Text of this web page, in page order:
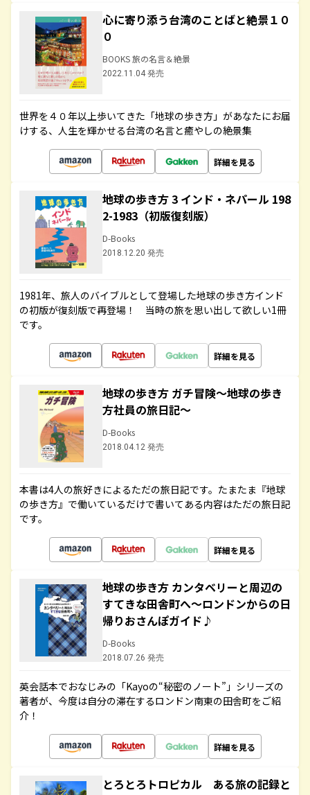
心に寄り添う台湾のことばと絶景１０
０
BOOKS 旅の名言＆絶景
2022.11.04 発売
世界を４０年以上歩いてきた「地球の歩き方」があなたにお届
けする、人生を輝かせる台湾の名言と癒やしの絶景集
詳細を見る
地球の歩き方 3 インド・ネパール 198
2-1983（初版復刻版）
D-Books
2018.12.20 発売
1981年、旅人のバイブルとして登場した地球の歩き方インド
の初版が復刻版で再登場！ 当時の旅を思い出して欲しい1冊
です。
詳細を見る
地球の歩き方 ガチ冒険～地球の歩き
方社員の旅日記～
D-Books
2018.04.12 発売
本書は4人の旅好きによるただの旅日記です。たまたま『地球
の歩き方』で働いているだけで書いてある内容はただの旅日記
です。
詳細を見る
地球の歩き方 カンタベリーと周辺の
すてきな田舎町へ～ロンドンからの日
帰りおさんぽガイド♪
D-Books
2018.07.26 発売
英会話本でおなじみの「Kayoの“秘密のノート”」シリーズの
著者が、今度は自分の滞在するロンドン南東の田舎町をご紹
介！
詳細を見る
とろとろトロピカル ある旅の記録と